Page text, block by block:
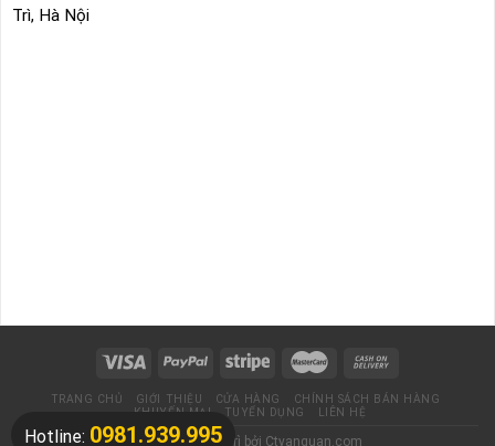
Trì, Hà Nội
TRANG CHỦ GIỚI THIỆU CỬA HÀNG
CHÍNH SÁCH BÁN HÀNG
KHUYẾN MẠI
TUYỂN DỤNG LIÊN HỆ
Thiết kế và duy trì bởi Ctyanquan.com
Hotline: 0981.939.995